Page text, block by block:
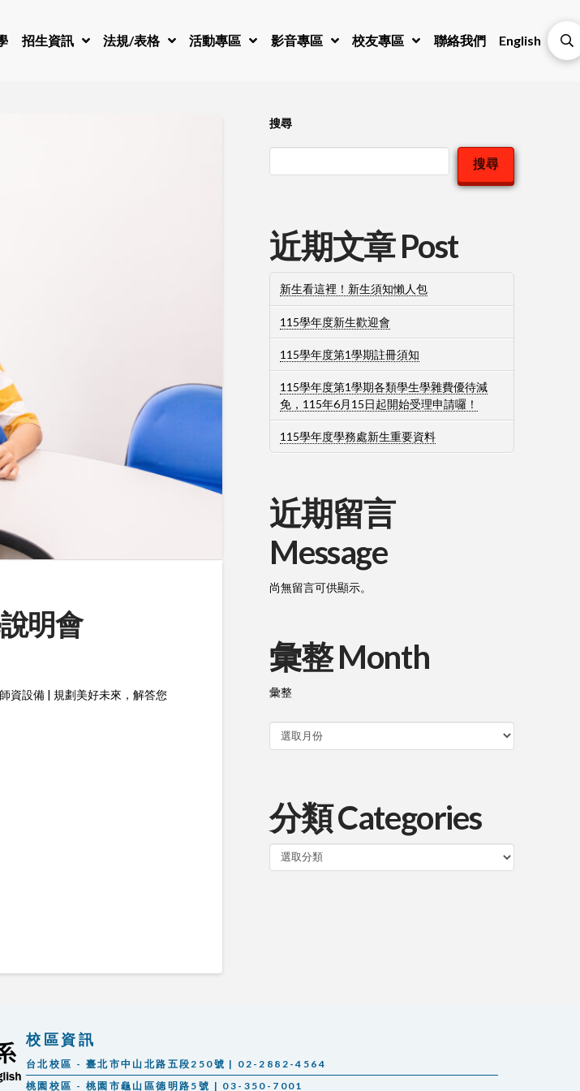
招生資訊 法規/表格 活動專區 影音專區 校友專區 聯絡我們 English
明會
資設備 | 規劃美好未來，解答您
搜尋
搜尋
近期文章 Post
新生看這裡！新生須知懶人包
115學年度新生歡迎會
115學年度第1學期註冊須知
115學年度第1學期各類學生學雜費優待減
免，115年6月15日起開始受理申請囉！
115學年度學務處新生重要資料
近期留言
Message
尚無留言可供顯示。
彙整 Month
彙整
分類 Categories
類
校區資訊
台北校區 - 臺北市中山北路五段250號 | 02-2882-4564
桃園校區 - 桃園市龜山區德明路5號 | 03-350-7001